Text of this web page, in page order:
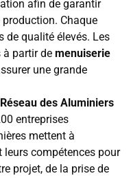
afin de garantir
Chaque
de qualité élevés. Les
partir de menuiserie
une grande
Réseau des Aluminiers
entreprises
mettent à
compétences pour
projet, de la prise de